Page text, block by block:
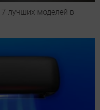
лучших моделей в